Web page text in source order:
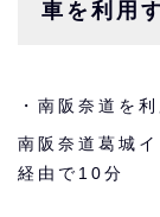
車を利用
・南阪奈道を
南阪奈道葛城
経由で10分